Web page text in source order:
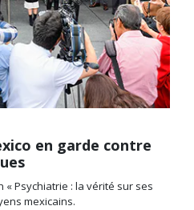
en garde contre
« Psychiatrie : la vérité sur ses
mexicains.